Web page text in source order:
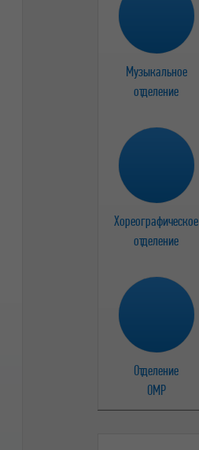
Музыкальное
отделение
Хореографическое
отделение
Отделение
ОМР